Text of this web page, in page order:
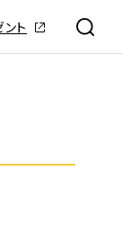
ト